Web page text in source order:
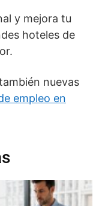
y mejora tu
hoteles de
nuevas
empleo en